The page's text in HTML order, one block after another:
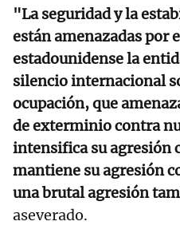
"La seguridad y la
están amenazadas por
estadounidense la
silencio internacional
ocupación, que
de exterminio contra
intensifica su agresión
mantiene su agresión
una brutal agresión
aseverado.